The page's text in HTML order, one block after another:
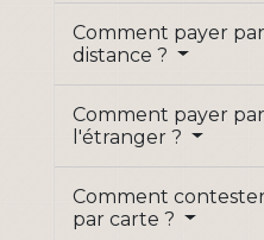
Comment payer
distance ?
Comment payer
l'étranger ?
Comment
par carte ?